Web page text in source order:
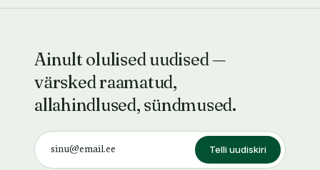
Ainult olulised uudised —
värsked raamatud,
allahindlused, sündmused.
Telli uudiskiri